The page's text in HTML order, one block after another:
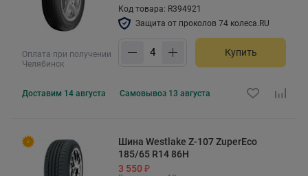
Оплата при получении
Челябинск
Код товара: R394921
Защита от проколов 74 колеса.RU
Купить
Доставим 14 августа Самовывоз 13 августа
Шина Westlake Z-107 ZuperEco
185/65 R14 86H
3 550 ₽